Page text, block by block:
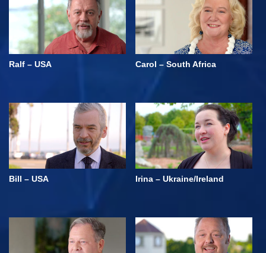
Ralf – USA Carol – South Africa
Bill – USA Irina – Ukraine/Ireland